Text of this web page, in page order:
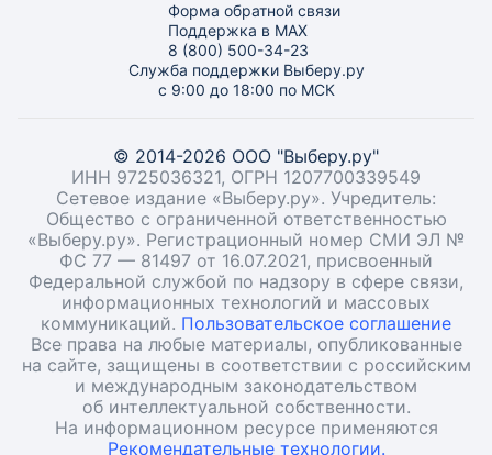
Форма обратной связи
Поддержка в MAX
8 (800) 500-34-23
Служба поддержки Выберу.ру
с 9:00 до 18:00 по МСК
© 2014-2026 ООО "Выберу.ру"
ИНН 9725036321, ОГРН 1207700339549
Сетевое издание «Выберу.ру». Учредитель:
Общество с ограниченной ответственностью
«Выберу.ру». Регистрационный номер СМИ ЭЛ №
ФС 77 — 81497 от 16.07.2021, присвоенный
Федеральной службой по надзору в сфере связи,
информационных технологий и массовых
коммуникаций. Пользовательское соглашение
Все права на любые материалы, опубликованные
на сайте, защищены в соответствии с российским
и международным законодательством
об интеллектуальной собственности.
На информационном ресурсе применяются
Рекомендательные технологии.